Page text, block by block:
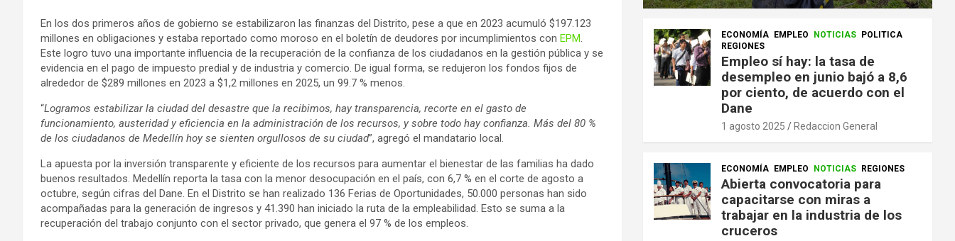
En los dos primeros años de gobierno se estabilizaron las finanzas del Distrito, pese a que en 2023 acumuló $197.123
millones en obligaciones y estaba reportado como moroso en el boletín de deudores por incumplimientos con EPM.
Este logro tuvo una importante influencia de la recuperación de la confianza de los ciudadanos en la gestión pública y se
evidencia en el pago de impuesto predial y de industria y comercio. De igual forma, se redujeron los fondos fijos de
alrededor de $289 millones en 2023 a $1,2 millones en 2025, un 99.7 % menos.
“Logramos estabilizar la ciudad del desastre que la recibimos, hay transparencia, recorte en el gasto de
funcionamiento, austeridad y eficiencia en la administración de los recursos, y sobre todo hay confianza. Más del 80 %
de los ciudadanos de Medellín hoy se sienten orgullosos de su ciudad”, agregó el mandatario local.
La apuesta por la inversión transparente y eficiente de los recursos para aumentar el bienestar de las familias ha dado
buenos resultados. Medellín reporta la tasa con la menor desocupación en el país, con 6,7 % en el corte de agosto a
octubre, según cifras del Dane. En el Distrito se han realizado 136 Ferias de Oportunidades, 50.000 personas han sido
acompañadas para la generación de ingresos y 41.390 han iniciado la ruta de la empleabilidad. Esto se suma a la
recuperación del trabajo conjunto con el sector privado, que genera el 97 % de los empleos.
ECONOMÍA EMPLEO NOTICIAS
POLITICA
REGIONES
Empleo sí hay: la tasa de
desempleo en junio bajó a 8,6
por ciento, de acuerdo con el
Dane
1 agosto 2025 Redaccion General
ECONOMÍA EMPLEO NOTICIAS REGIONES
Abierta convocatoria para
capacitarse con miras a
trabajar en la industria de los
cruceros